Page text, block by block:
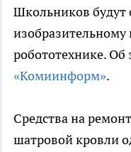
Школьников будут
изобразительному
робототехнике.
«Комиинформ».
Средства на
шатровой кровли